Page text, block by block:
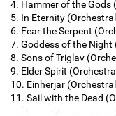
4. Hammer of the Gods
5. In Eternity
6. Fear the Serpent
7. Goddess of the Night
8. Sons of Triglav
9. Elder Spirit
10. Einherjar
11. Sail with the Dead